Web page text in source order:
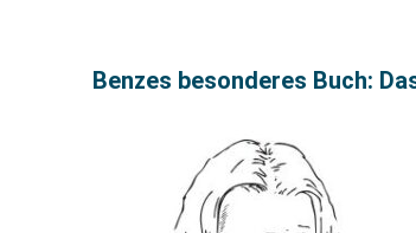
Benzes besonderes Buch: